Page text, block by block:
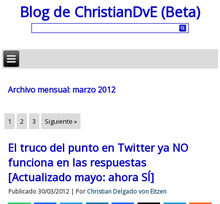
Blog de ChristianDvE (Beta)
Archivo mensual: marzo 2012
1 2 3 Siguiente »
El truco del punto en Twitter ya NO
funciona en las respuestas
[Actualizado mayo: ahora SÍ]
Publicado 30/03/2012 | Por Christian Delgado von Eitzen